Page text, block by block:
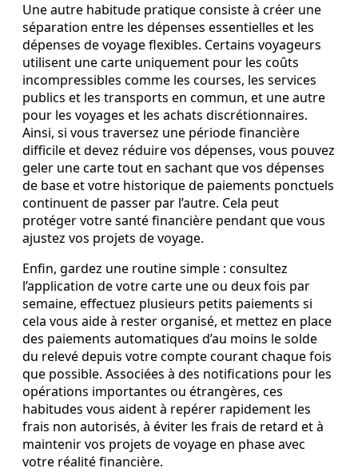
Une autre habitude pratique consiste à créer une
séparation entre les dépenses essentielles et les
dépenses de voyage flexibles. Certains voyageurs
utilisent une carte uniquement pour les coûts
incompressibles comme les courses, les services
publics et les transports en commun, et une autre
pour les voyages et les achats discrétionnaires.
Ainsi, si vous traversez une période financière
difficile et devez réduire vos dépenses, vous pouvez
geler une carte tout en sachant que vos dépenses
de base et votre historique de paiements ponctuels
continuent de passer par l’autre. Cela peut
protéger votre santé financière pendant que vous
ajustez vos projets de voyage.
Enfin, gardez une routine simple : consultez
l’application de votre carte une ou deux fois par
semaine, effectuez plusieurs petits paiements si
cela vous aide à rester organisé, et mettez en place
des paiements automatiques d’au moins le solde
du relevé depuis votre compte courant chaque fois
que possible. Associées à des notifications pour les
opérations importantes ou étrangères, ces
habitudes vous aident à repérer rapidement les
frais non autorisés, à éviter les frais de retard et à
maintenir vos projets de voyage en phase avec
votre réalité financière.